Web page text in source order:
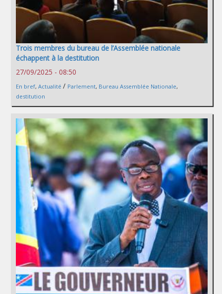
Trois membres du bureau de l’Assemblée nationale
échappent à la destitution
27/09/2025 - 08:50
En bref, Actualité / Parlement, Bureau Assemblée Nationale,
destitution